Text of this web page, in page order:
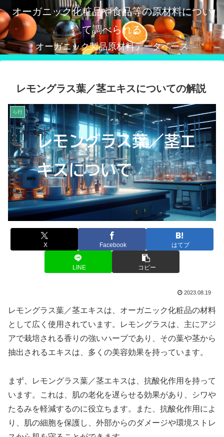
オーガニック化粧品や食品等の原材料につい
て調べられる
オーガニック製品原材料データベース
レモングラス葉／茎エキスについての解説
ら行
X Facebook はてブ
LINE コピー
2023.08.19
レモングラス葉／茎エキスは、オーガニック化粧品の材料
として広く使用されています。レモングラスは、主にアジ
アで栽培される香りの強いハーブであり、その葉や茎から
抽出されるエキスは、多くの美容効果を持っています。
まず、レモングラス葉／茎エキスは、抗酸化作用を持って
います。これは、肌の老化を遅らせる効果があり、シワや
たるみを軽減するのに役立ちます。また、抗酸化作用によ
り、肌の細胞を保護し、外部からのダメージや環境ストレ